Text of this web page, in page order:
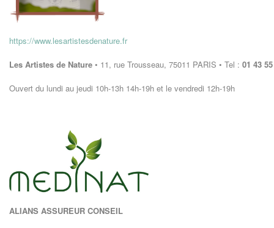
https://www.lesartistesdenature.fr
Les Artistes de Nature • 11, rue Trousseau, 75011 PARIS • Tel : 01 43
Ouvert du lundi au jeudi 10h-13h 14h-19h et le vendredi 12h-19h
ALIANS ASSUREUR CONSEIL